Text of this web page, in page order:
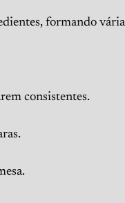
formando
consistentes.